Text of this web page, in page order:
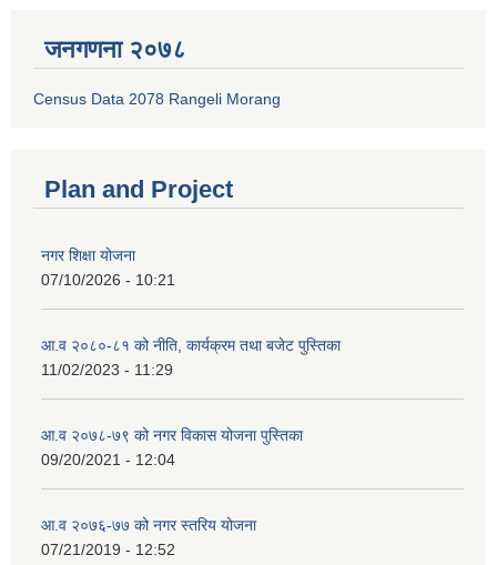
जनगणना २०७८
Census Data 2078 Rangeli Morang
Plan and Project
नगर शिक्षा योजना
07/10/2026 - 10:21
आ.व २०८०-८१ को नीति, कार्यक्रम तथा बजेट पुस्तिका
11/02/2023 - 11:29
आ.व २०७८-७९ को नगर विकास योजना पुस्तिका
09/20/2021 - 12:04
आ.व २०७६-७७ को नगर स्तरिय योजना
07/21/2019 - 12:52